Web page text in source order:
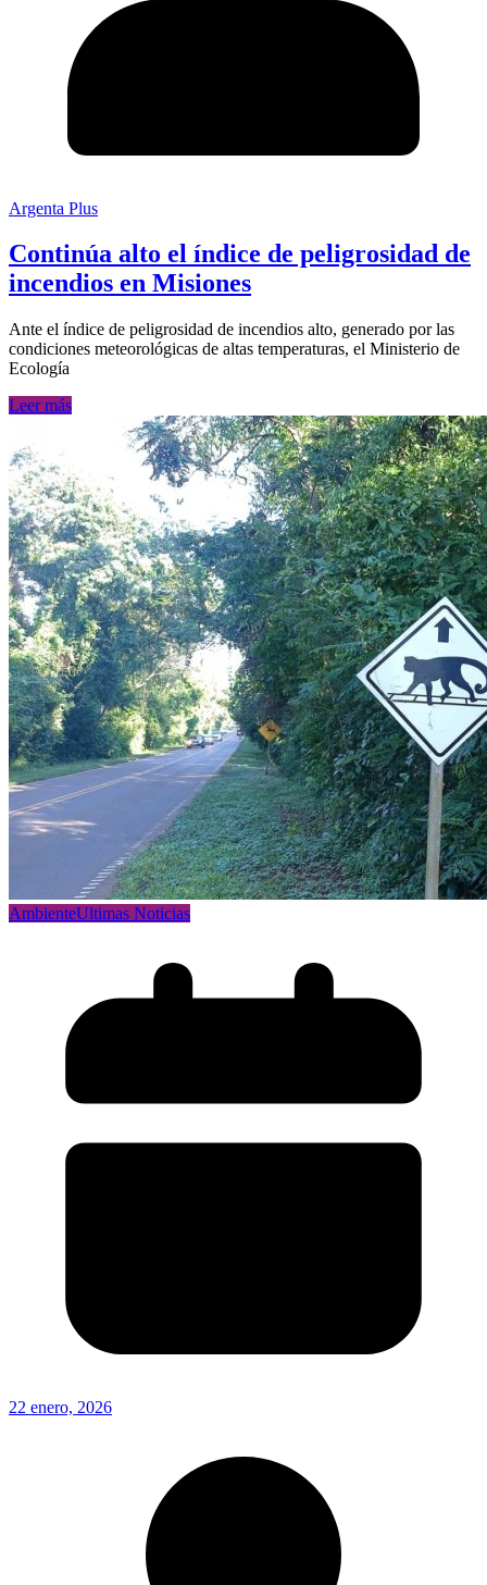
Argenta Plus
Continúa alto el índice de peligrosidad de
incendios en Misiones
Ante el índice de peligrosidad de incendios alto, generado por las
condiciones meteorológicas de altas temperaturas, el Ministerio de
Ecología
Leer más
AmbienteUltimas Noticias
22 enero, 2026